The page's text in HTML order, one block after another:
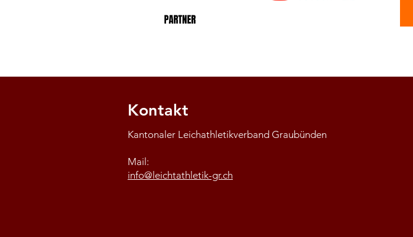
Kontakt
Kantonaler Leichathletikverband Graubünden
Mail:
info@leichtathletik-gr.ch